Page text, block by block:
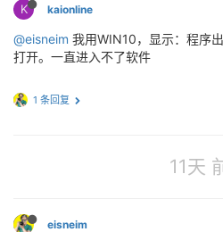
K kaionline
@eisneim 我用WIN10，显示：程序
打开。一直进入不了软件
1 条回复
11天
eisneim